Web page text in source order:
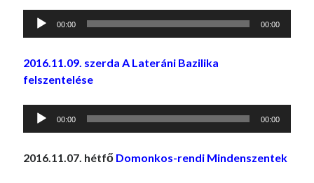
Audió
00:00 00:00
2016.11.09. szerda A Lateráni Bazilika
felszentelése
Audió
00:00 00:00
2016.11.07. hétfő Domonkos-rendi Mindenszentek